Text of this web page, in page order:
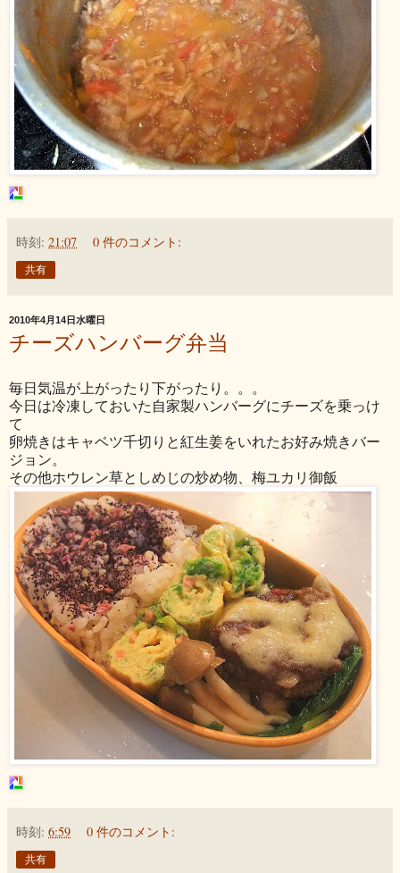
時刻: 21:07 0 件のコメント:
共有
2010年4月14日水曜日
チーズハンバーグ弁当
毎日気温が上がったり下がったり。。。
今日は冷凍しておいた自家製ハンバーグにチーズを乗っけ
て
卵焼きはキャベツ千切りと紅生姜をいれたお好み焼きバー
ジョン。
その他ホウレン草としめじの炒め物、梅ユカリ御飯
時刻: 6:59 0 件のコメント:
共有